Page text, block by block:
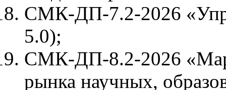
СМК-ДП-7.2-2026
5.0);
СМК-ДП-8.2-2026
рынка научных,